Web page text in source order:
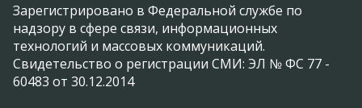
Зарегистрировано в Федеральной службе по
надзору в сфере связи, информационных
технологий и массовых коммуникаций.
Свидетельство о регистрации СМИ: ЭЛ № ФС 77 -
60483 от 30.12.2014